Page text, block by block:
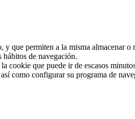
que permiten a la misma almacenar o
hábitos de navegación.
cookie que puede ir de escasos
como configurar su programa de